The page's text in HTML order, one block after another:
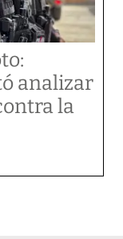
analizar
la